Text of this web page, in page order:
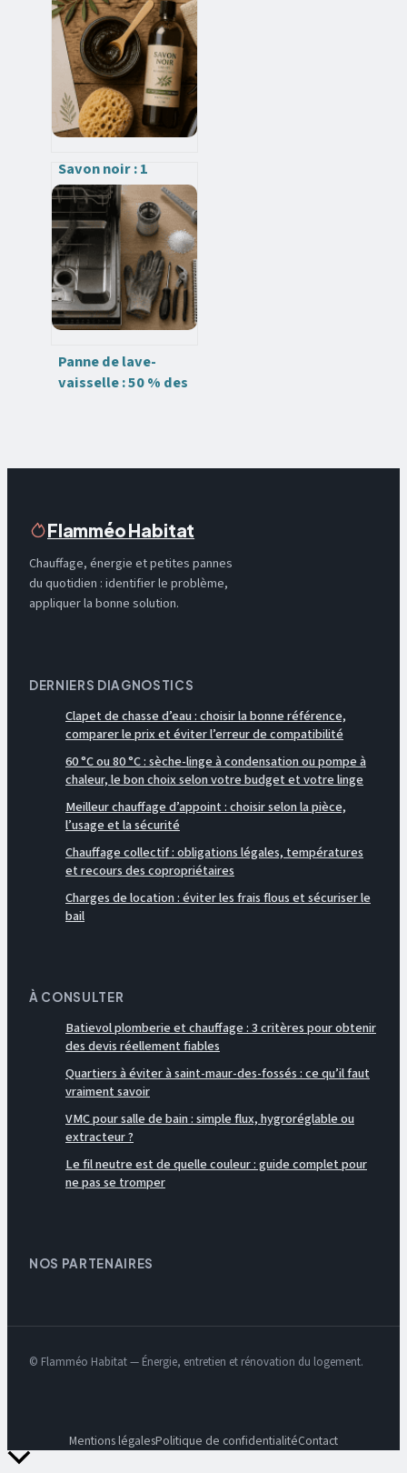
brûler en toute
sécurité
Savon noir : 1
bouchon par litre et
5 usages pour tout
nettoyer sans
polluer
Panne de lave-
vaisselle : 50 % des
Flamméo Habitat
Chauffage, énergie et petites pannes
du quotidien : identifier le problème,
appliquer la bonne solution.
DERNIERS DIAGNOSTICS
Clapet de chasse d’eau : choisir la bonne référence,
comparer le prix et éviter l’erreur de compatibilité
60 °C ou 80 °C : sèche-linge à condensation ou pompe à
chaleur, le bon choix selon votre budget et votre linge
Meilleur chauffage d’appoint : choisir selon la pièce,
l’usage et la sécurité
Chauffage collectif : obligations légales, températures
et recours des copropriétaires
Charges de location : éviter les frais flous et sécuriser le
bail
À CONSULTER
Batievol plomberie et chauffage : 3 critères pour obtenir
des devis réellement fiables
Quartiers à éviter à saint-maur-des-fossés : ce qu’il faut
vraiment savoir
VMC pour salle de bain : simple flux, hygroréglable ou
extracteur ?
Le fil neutre est de quelle couleur : guide complet pour
ne pas se tromper
NOS PARTENAIRES
© Flamméo Habitat — Énergie, entretien et rénovation du logement.
Mentions légalesPolitique de confidentialitéContact